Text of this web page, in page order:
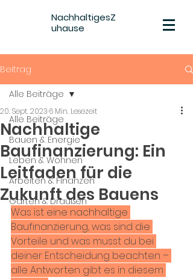
NachhaltigesZ
uhause
Beitrag
Alle Beiträge
Bauen & Energie
Leben & Wohnen
Arbeiten & Finanzen
Garten & Draußen
Alle Beiträge
Nachhaltige
Baufinanzierung: Ein
Leitfaden für die
Zukunft des Bauens
20. Sept. 2023 6 Min. Lesezeit
Was ist eine nachhaltige
Baufinanzierung, was sind die
Vorteile und was musst du bei
deiner Entscheidung beachten –
alle Antworten gibt es in diesem